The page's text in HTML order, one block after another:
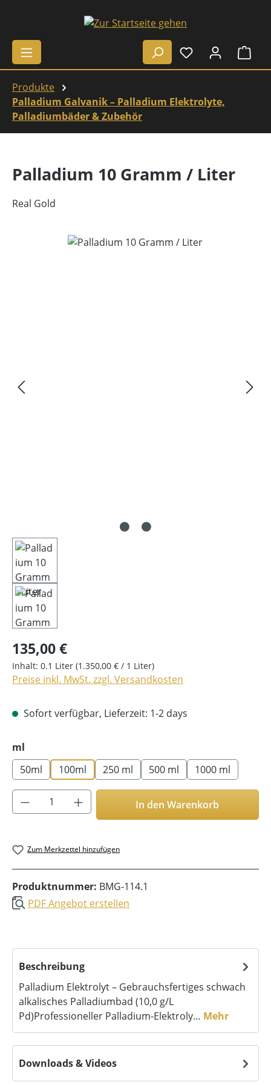
Zum Hauptinhalt springen
Produkte
Palladium Galvanik – Palladium Elektrolyte,
Palladiumbäder & Zubehör
Palladium 10 Gramm / Liter
Real Gold
Bildergalerie überspringen
135,00 €
Inhalt: 0.1 Liter (1.350,00 € / 1 Liter)
Preise inkl. MwSt. zzgl. Versandkosten
Sofort verfügbar, Lieferzeit: 1-2 days
ml
50ml
100ml 250 ml 500 ml 1000 ml
Produkt Anzahl: Gib den gewünschten
In den Warenkorb
Zum Merkzettel hinzufügen
Produktnummer: BMG-114.1
PDF Angebot erstellen
Beschreibung
Palladium Elektrolyt – Gebrauchsfertiges schwach
alkalisches Palladiumbad (10,0 g/L
Pd)Professioneller Palladium-Elektroly… Mehr
Downloads & Videos